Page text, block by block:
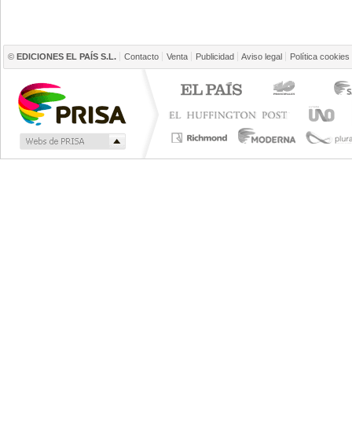
© EDICIONES EL PAÍS S.L. Contacto Venta Publicidad Aviso legal Política cookies